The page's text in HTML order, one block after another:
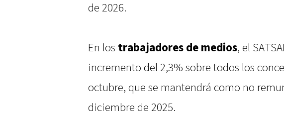
de 2026.
En los trabajadores de medios, el
incremento del 2,3% sobre todos los
octubre, que se mantendrá como no
diciembre de 2025.